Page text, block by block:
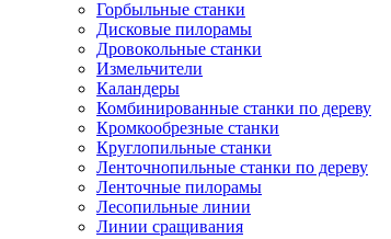
Горбыльные станки
Дисковые пилорамы
Дровокольные станки
Измельчители
Каландеры
Комбинированные станки по дереву
Кромкообрезные станки
Круглопильные станки
Ленточнопильные станки по дереву
Ленточные пилорамы
Лесопильные линии
Линии сращивания